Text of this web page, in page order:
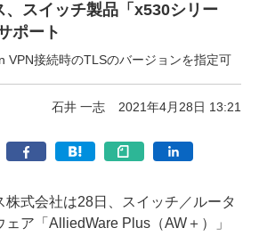
、スイッチ製品「x530シリー
ポート
VPN接続時のTLSのバージョンを指定可
石井 一志 2021年4月28日 13:21
式会社は28日、スイッチ／ルータ
ア「AlliedWare Plus（AW＋）」